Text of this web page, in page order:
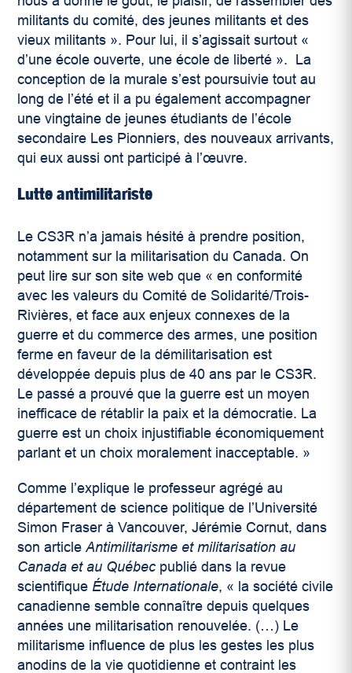
militants du comité, des jeunes militants et des
vieux militants ». Pour lui, il s’agissait surtout «
d’une école ouverte, une école de liberté ». La
conception de la murale s’est poursuivie tout au
long de l’été et il a pu également accompagner
une vingtaine de jeunes étudiants de l’école
secondaire Les Pionniers, des nouveaux arrivants,
qui eux aussi ont participé à l’œuvre.
Lutte antimilitariste
Le CS3R n’a jamais hésité à prendre position,
notamment sur la militarisation du Canada. On
peut lire sur son site web que « en conformité
avec les valeurs du Comité de Solidarité/Trois-
Rivières, et face aux enjeux connexes de la
guerre et du commerce des armes, une position
ferme en faveur de la démilitarisation est
développée depuis plus de 40 ans par le CS3R.
Le passé a prouvé que la guerre est un moyen
inefficace de rétablir la paix et la démocratie. La
guerre est un choix injustifiable économiquement
parlant et un choix moralement inacceptable. »
Comme l’explique le professeur agrégé au
département de science politique de l’Université
Simon Fraser à Vancouver, Jérémie Cornut, dans
son articleAntimilitarisme et militarisation au
Canada et au Québecpublié dans la revue
scientifique Étude Internationale, « la société civile
canadienne semble connaître depuis quelques
années une militarisation renouvelée. (…) Le
militarisme influence de plus les gestes les plus
anodins de la vie quotidienne et contraint les